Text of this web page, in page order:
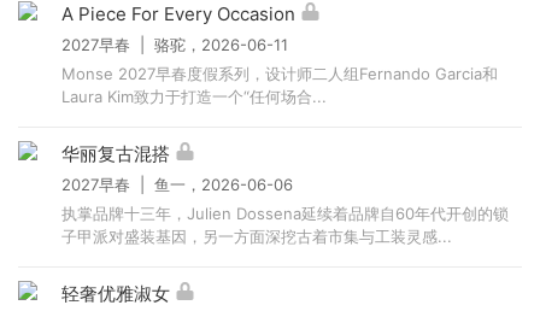
A Piece For Every Occasion
2027早春 | 骆驼，2026-06-11
Monse 2027早春度假系列，设计师二人组Fernando Garcia和
Laura Kim致力于打造一个“任何场合...
华丽复古混搭
2027早春 | 鱼一，2026-06-06
执掌品牌十三年，Julien Dossena延续着品牌自60年代开创的锁
子甲派对盛装基因，另一方面深挖古着市集与工装灵感...
轻奢优雅淑女